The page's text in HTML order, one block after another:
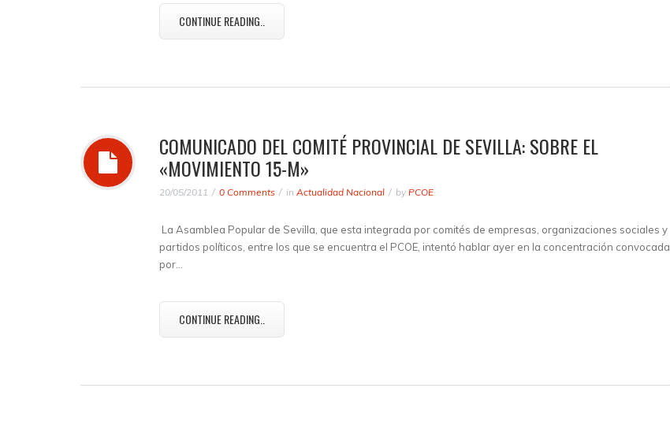
CONTINUE READING..
COMUNICADO DEL COMITÉ PROVINCIAL DE SEVILLA: SOBRE EL
«MOVIMIENTO 15-M»
20/05/2011 0 Comments in Actualidad Nacional by PCOE
La Asamblea Popular de Sevilla, que esta integrada por comités de empresas, organizaciones sociales y
partidos políticos, entre los que se encuentra el PCOE, intentó hablar ayer en la concentración convocada
por…
CONTINUE READING..